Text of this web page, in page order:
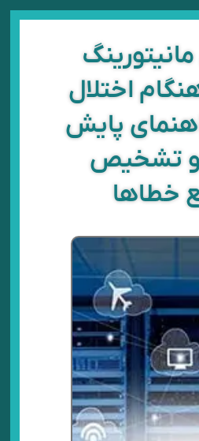
اختلال
پایش
و تشخیص
خطاها